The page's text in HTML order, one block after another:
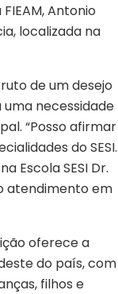
Antonio
localizada na
de um desejo
necessidade
“Posso afirmar
do SESI.
Escola SESI Dr.
atendimento em
oferece a
do país, com
filhos e